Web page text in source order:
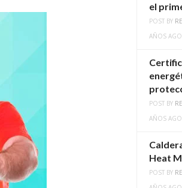
el
POST BY
AÑOS AGO
POST BY
AÑOS AGO
Heat
POST BY